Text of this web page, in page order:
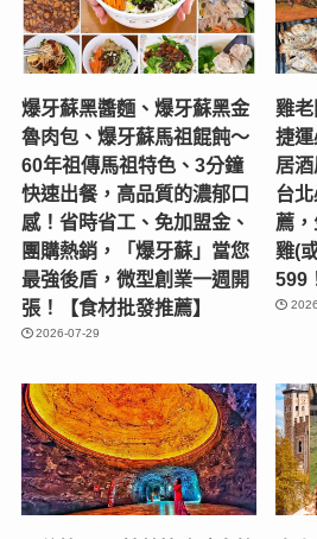
爆牙蘇黑醬麵、爆牙蘇黑金
魯肉包、爆牙蘇馬祖餛飩～
60年祖傳馬祖特色、3分鐘
快速出餐，高品質的濃郁口
感！省時省工、免加盟金、
團購熱銷，「爆牙蘇」當您
最強後盾，微型創業一週開
張！【食材批發推薦】
2026-07-29
雞
捷
居
台
薦
雞(
599